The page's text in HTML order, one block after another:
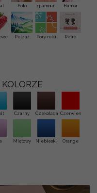
Foto glamour Humor
Pejzaż Pory roku Retro
Czarny Czekolada Czerwień
Miętowy Niebieski Orange